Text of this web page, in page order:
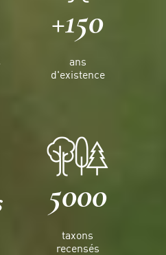
+150
ans
d'existence
5000
taxons
recensés